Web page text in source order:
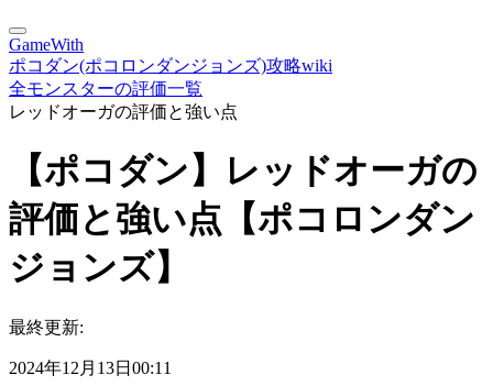
GameWith
ポコダン(ポコロンダンジョンズ)攻略wiki
全モンスターの評価一覧
レッドオーガの評価と強い点
【ポコダン】レッドオーガの
評価と強い点【ポコロンダン
ジョンズ】
最終更新:
2024年12月13日00:11